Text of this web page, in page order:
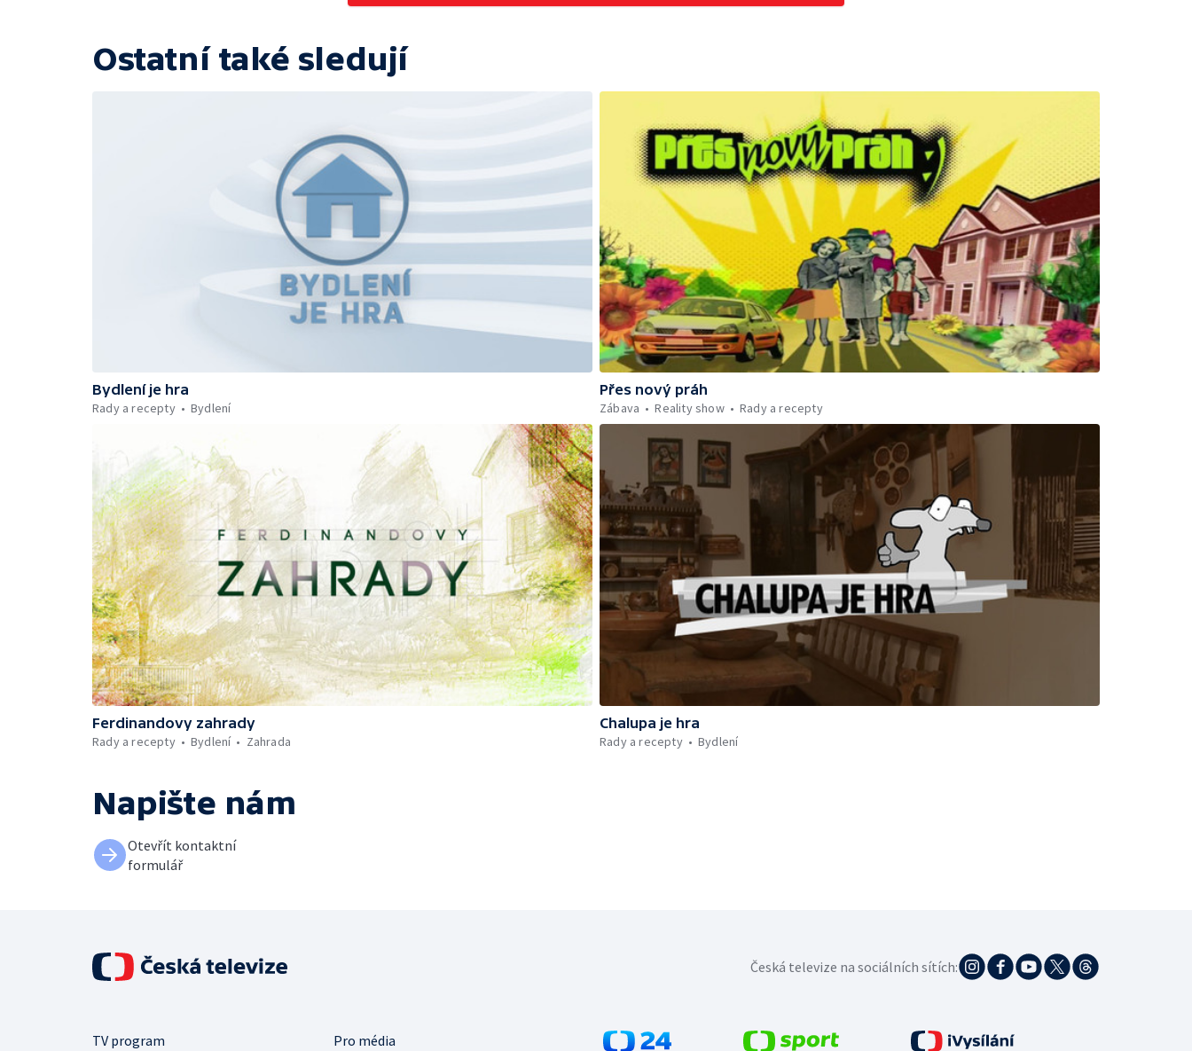
Ostatní také sledují
Bydlení je hra
Rady a recepty
Bydlení
Přes nový práh
Zábava
Reality show Rady a recepty
Ferdinandovy zahrady
Rady a recepty
Bydlení Zahrada
Chalupa je hra
Rady a recepty
Bydlení
Napište nám
Otevřít kontaktní
formulář
TV program
Pro média
Česká televize na sociálních sítích: